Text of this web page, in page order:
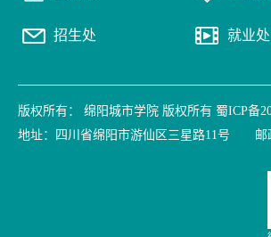
招生处 就业处
版权所有： 绵阳城市学院 版权所有 蜀ICP备
地址：四川省绵阳市游仙区三星路11号 邮